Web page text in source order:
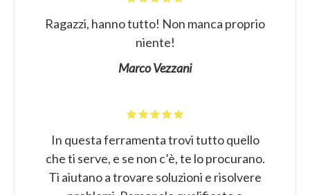
Ragazzi, hanno tutto! Non manca proprio
niente!
Marco Vezzani
In questa ferramenta trovi tutto quello
che ti serve, e se non c’è, te lo procurano.
Ti aiutano a trovare soluzioni e risolvere